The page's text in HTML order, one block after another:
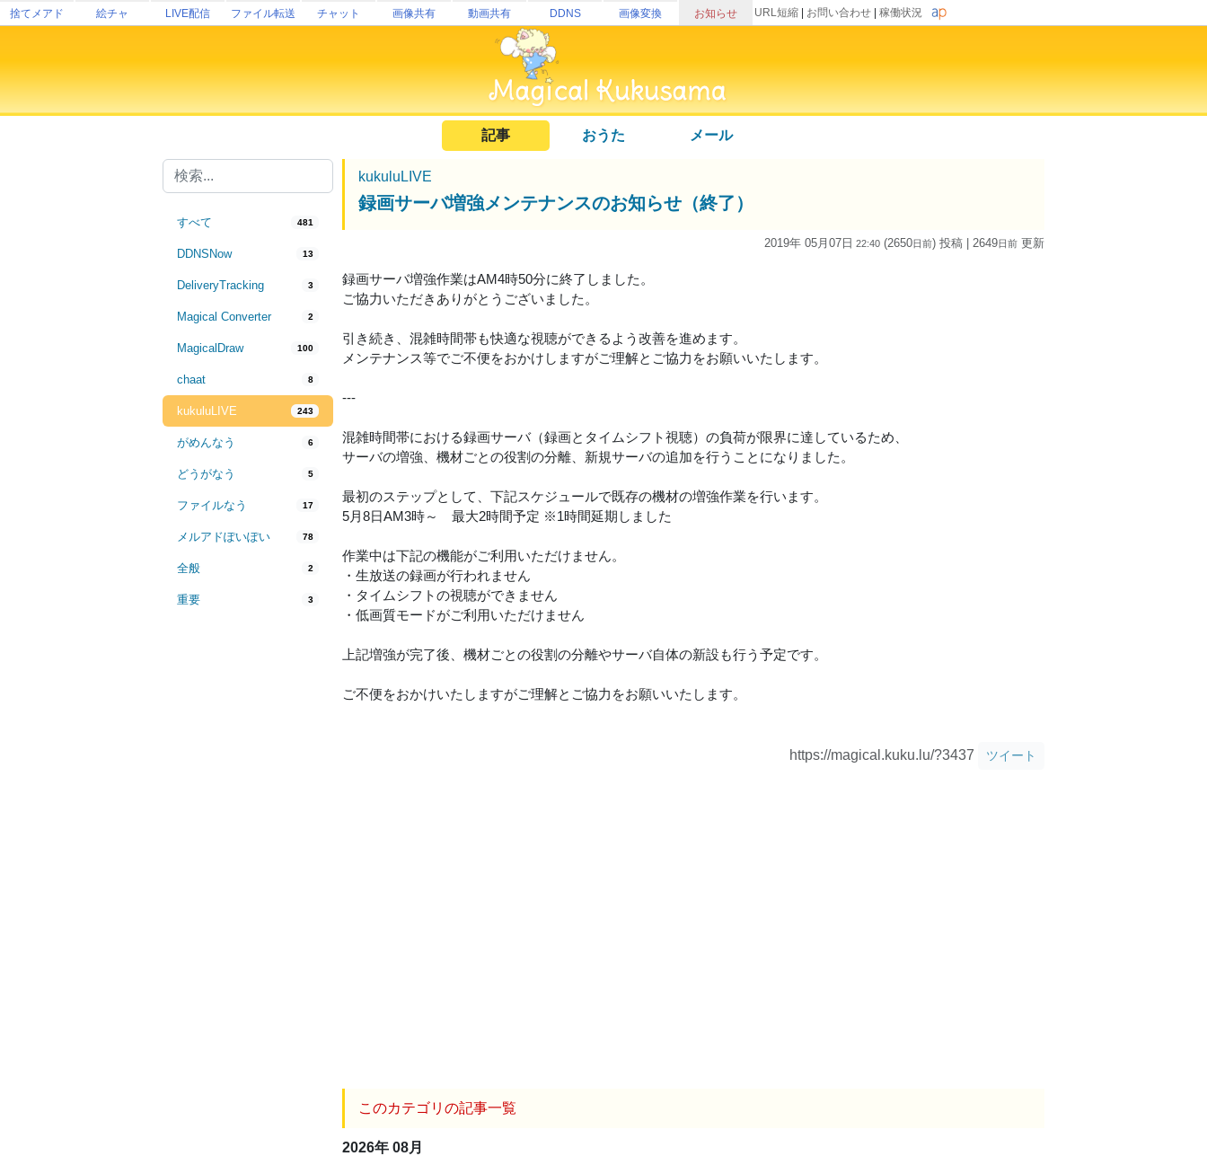
捨てメアド 絵チャ LIVE配信 ファイル転送 チャット 画像共有 動画共有 DDNS 画像変換 お知らせ URL短縮 お問い合わせ 稼働状況
記事 おうた メール
すべて 481
DDNSNow 13
DeliveryTracking 3
Magical Converter 2
MagicalDraw 100
chaat 8
kukuluLIVE 243
がめんなう 6
どうがなう 5
ファイルなう 17
メルアドぽいぽい 78
全般 2
重要 3
kukuluLIVE
録画サーバ増強メンテナンスのお知らせ（終了）
2019年 05月07日 22:40 (2650日前) 投稿 | 2649日前 更新
録画サーバ増強作業はAM4時50分に終了しました。
ご協力いただきありがとうございました。
引き続き、混雑時間帯も快適な視聴ができるよう改善を進めます。
メンテナンス等でご不便をおかけしますがご理解とご協力をお願いいたします。
---
混雑時間帯における録画サーバ（録画とタイムシフト視聴）の負荷が限界に達しているため、
サーバの増強、機材ごとの役割の分離、新規サーバの追加を行うことになりました。
最初のステップとして、下記スケジュールで既存の機材の増強作業を行います。
5月8日AM3時～ 最大2時間予定 ※1時間延期しました
作業中は下記の機能がご利用いただけません。
・生放送の録画が行われません
・タイムシフトの視聴ができません
・低画質モードがご利用いただけません
上記増強が完了後、機材ごとの役割の分離やサーバ自体の新設も行う予定です。
ご不便をおかけいたしますがご理解とご協力をお願いいたします。
https://magical.kuku.lu/?3437 ツイート
このカテゴリの記事一覧
2026年 08月